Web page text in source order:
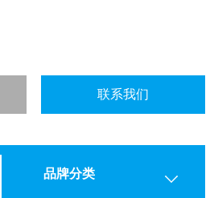
联系我们
品牌分类